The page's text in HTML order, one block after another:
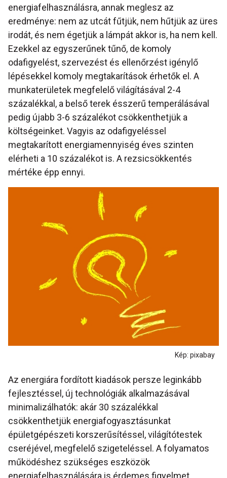
energiafelhasználásra, annak meglesz az
eredménye: nem az utcát fűtjük, nem hűtjük az üres
irodát, és nem égetjük a lámpát akkor is, ha nem kell.
Ezekkel az egyszerűnek tűnő, de komoly
odafigyelést, szervezést és ellenőrzést igénylő
lépésekkel komoly megtakarítások érhetők el. A
munkaterületek megfelelő világításával 2-4
százalékkal, a belső terek ésszerű temperálásával
pedig újabb 3-6 százalékot csökkenthetjük a
költségeinket. Vagyis az odafigyeléssel
megtakarított energiamennyiség éves szinten
elérheti a 10 százalékot is. A rezsicsökkentés
mértéke épp ennyi.
Kép: pixabay
Az energiára fordított kiadások persze leginkább
fejlesztéssel, új technológiák alkalmazásával
minimalizálhatók: akár 30 százalékkal
csökkenthetjük energiafogyasztásunkat
épületgépészeti korszerűsítéssel, világítótestek
cseréjével, megfelelő szigeteléssel. A folyamatos
működéshez szükséges eszközök
energiafelhasználására is érdemes figyelmet